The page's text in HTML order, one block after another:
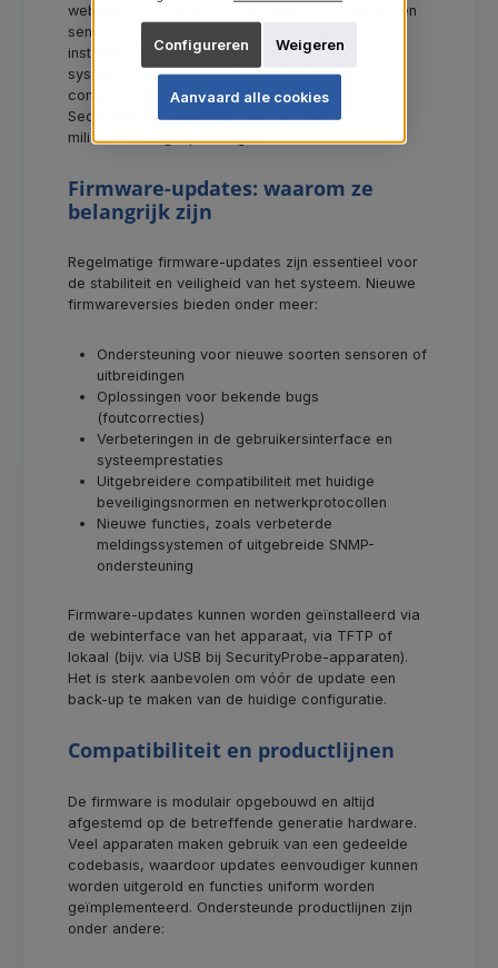
webinterface, waarmee gebruikers alle verbonden
sensoren kunnen configureren, drempelwaarden
instellen, meldingen configureren en
systeembestanden raadplegen. De firmware is
compatibel met alle AKCP SensorProbe- en
SecurityProbe-apparaten en met vele rack- en
milieubewakingsoplossingen.
Firmware-updates: waarom ze
belangrijk zijn
Regelmatige firmware-updates zijn essentieel voor
de stabiliteit en veiligheid van het systeem. Nieuwe
firmwareversies bieden onder meer:
Ondersteuning voor nieuwe soorten sensoren of
uitbreidingen
Oplossingen voor bekende bugs
(foutcorrecties)
Verbeteringen in de gebruikersinterface en
systeemprestaties
Uitgebreidere compatibiliteit met huidige
beveiligingsnormen en netwerkprotocollen
Nieuwe functies, zoals verbeterde
meldingssystemen of uitgebreide SNMP-
ondersteuning
Firmware-updates kunnen worden geïnstalleerd via
de webinterface van het apparaat, via TFTP of
lokaal (bijv. via USB bij SecurityProbe-apparaten).
Het is sterk aanbevolen om vóór de update een
back-up te maken van de huidige configuratie.
Compatibiliteit en productlijnen
De firmware is modulair opgebouwd en altijd
afgestemd op de betreffende generatie hardware.
Veel apparaten maken gebruik van een gedeelde
codebasis, waardoor updates eenvoudiger kunnen
worden uitgerold en functies uniform worden
geïmplementeerd. Ondersteunde productlijnen zijn
onder andere:
Weigeren
Configureren
Aanvaard alle cookies